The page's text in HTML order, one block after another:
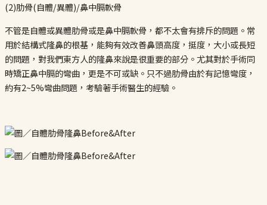
(2)肋骨(自體/異體)/鼻中膈軟骨
不管是自體或異體肋骨或是鼻中膈軟骨，都不太會有排斥的問題。常
用於結構式隆鼻的根基，能夠有效改善鼻頭高度，挺度，大小或長短
的問題，對我們東方人的隆鼻來說是很重要的部分。尤其對於手術同
時矯正鼻中膈的彎曲，更是不可或缺。只不過肋骨由於有記憶彎度，
約有2~5%彎曲問題，考驗著手術醫生的經驗。